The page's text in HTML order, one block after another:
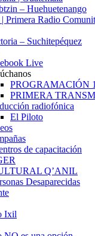
– Huehuetenango
Primera Radio
– Suchitepéquez
Live
PROGRAMACIÓN
PRIMERA
radiofónica
El Piloto
de capacitación
Q’ANIL
Desaparecidas
Ixil